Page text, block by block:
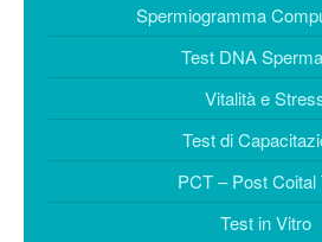
Spermiogramma
Test DNA
Vitalità e
Test di
PCT – Post Coital
Test in Vitro